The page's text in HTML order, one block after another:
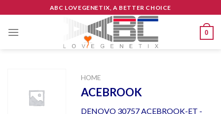
to
content
ABC LOVEGENETIX, A BETTER CHOICE
0
HOME
ACEBROOK
DENOVO 30757 ACEBROOK-ET -